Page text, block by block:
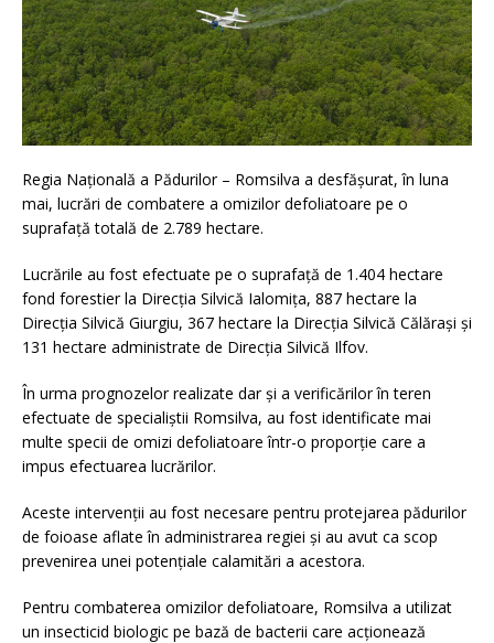
Regia Națională a Pădurilor – Romsilva a desfășurat, în luna
mai, lucrări de combatere a omizilor defoliatoare pe o
suprafață totală de 2.789 hectare.
Lucrările au fost efectuate pe o suprafață de 1.404 hectare
fond forestier la Direcția Silvică Ialomița, 887 hectare la
Direcția Silvică Giurgiu, 367 hectare la Direcția Silvică Călărași și
131 hectare administrate de Direcția Silvică Ilfov.
În urma prognozelor realizate dar și a verificărilor în teren
efectuate de specialiștii Romsilva, au fost identificate mai
multe specii de omizi defoliatoare într-o proporție care a
impus efectuarea lucrărilor.
Aceste intervenții au fost necesare pentru protejarea pădurilor
de foioase aflate în administrarea regiei și au avut ca scop
prevenirea unei potențiale calamitări a acestora.
Pentru combaterea omizilor defoliatoare, Romsilva a utilizat
un insecticid biologic pe bază de bacterii care acționează